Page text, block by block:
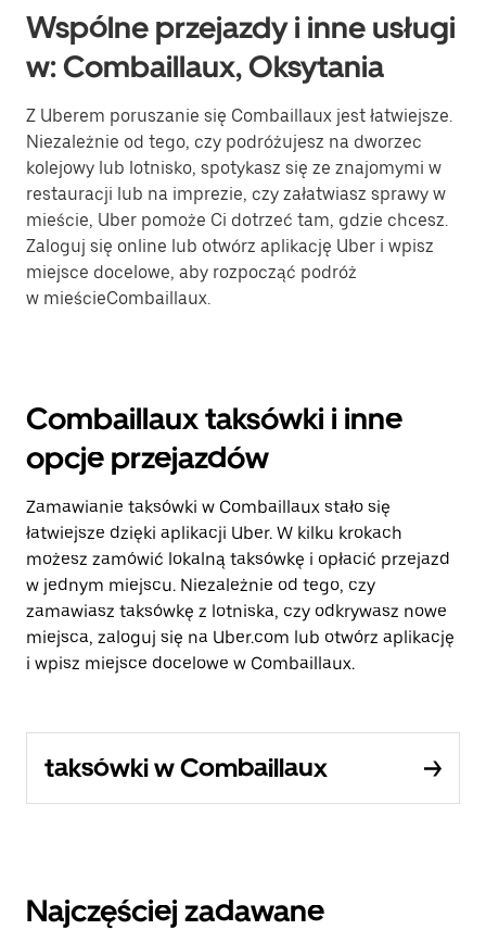
Wspólne przejazdy i inne usługi
w: Combaillaux, Oksytania
Z Uberem poruszanie się Combaillaux jest łatwiejsze.
Niezależnie od tego, czy podróżujesz na dworzec
kolejowy lub lotnisko, spotykasz się ze znajomymi w
restauracji lub na imprezie, czy załatwiasz sprawy w
mieście, Uber pomoże Ci dotrzeć tam, gdzie chcesz.
Zaloguj się online lub otwórz aplikację Uber i wpisz
miejsce docelowe, aby rozpocząć podróż
w mieścieCombaillaux.
Combaillaux taksówki i inne
opcje przejazdów
Zamawianie taksówki w Combaillaux stało się
łatwiejsze dzięki aplikacji Uber. W kilku krokach
możesz zamówić lokalną taksówkę i opłacić przejazd
w jednym miejscu. Niezależnie od tego, czy
zamawiasz taksówkę z lotniska, czy odkrywasz nowe
miejsca, zaloguj się na Uber.com lub otwórz aplikację
i wpisz miejsce docelowe w Combaillaux.
taksówki w Combaillaux
Najczęściej zadawane